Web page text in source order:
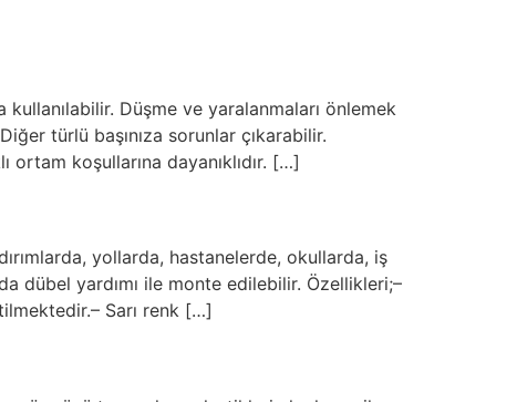
Düşme ve yaralanmaları önlemek
türlü başınıza sorunlar çıkarabilir.
ortam koşullarına dayanıklıdır. […]
yollarda, hastanelerde, okullarda, iş
dübel yardımı ile monte edilebilir. Özellikleri;–
Sarı renk […]